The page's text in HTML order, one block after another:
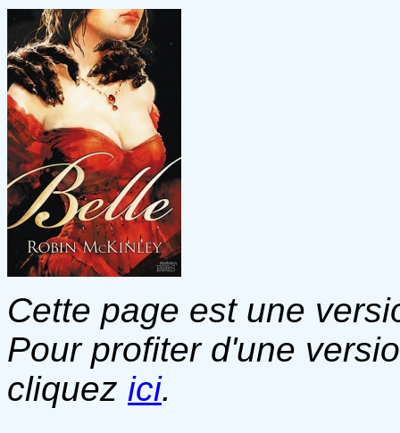
Cette page est une
Pour profiter d'une
cliquez ici.